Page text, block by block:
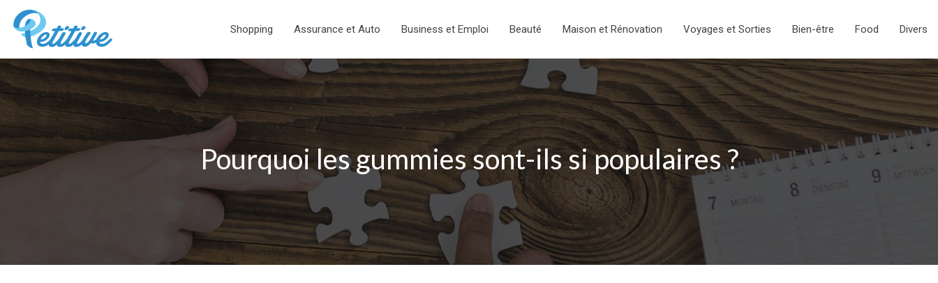
Shopping Assurance et Auto Business et Emploi Beauté Maison et Rénovation Voyages et Sorties Bien-être Food Divers
Pourquoi les gummies sont-ils si populaires ?